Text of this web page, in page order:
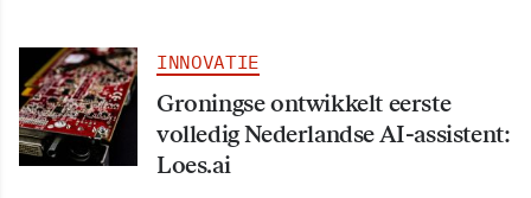
INNOVATIE
Groningse ontwikkelt eerste
volledig Nederlandse AI-assistent:
Loes.ai